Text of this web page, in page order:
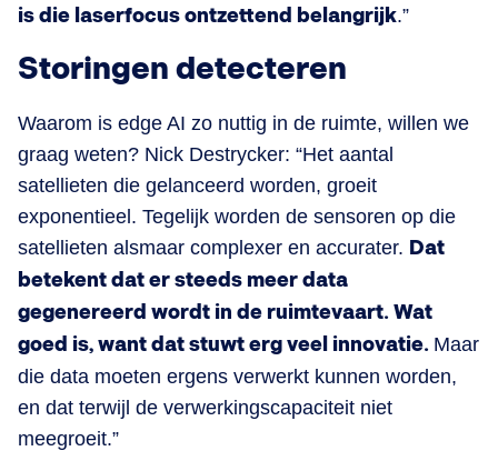
is die laserfocus ontzettend belangrijk.”
Storingen detecteren
Waarom is edge AI zo nuttig in de ruimte, willen we
graag weten? Nick Destrycker: “Het aantal
satellieten die gelanceerd worden, groeit
exponentieel. Tegelijk worden de sensoren op die
satellieten alsmaar complexer en accurater. Dat
betekent dat er steeds meer data
gegenereerd wordt in de ruimtevaart. Wat
goed is, want dat stuwt erg veel innovatie. Maar
die data moeten ergens verwerkt kunnen worden,
en dat terwijl de verwerkingscapaciteit niet
meegroeit.”